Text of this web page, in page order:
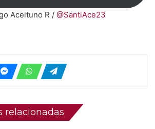
Aceituno R / @SantiAce23
relacionadas